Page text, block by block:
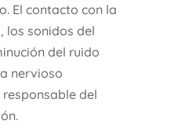
El contacto con la
los sonidos del
del ruido
nervioso
del